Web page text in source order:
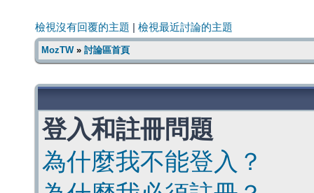
檢視沒有回覆的主題 檢視最近討論的主題
MozTW» 討論區首頁
登入和註冊問題
為什麼我不能登入？